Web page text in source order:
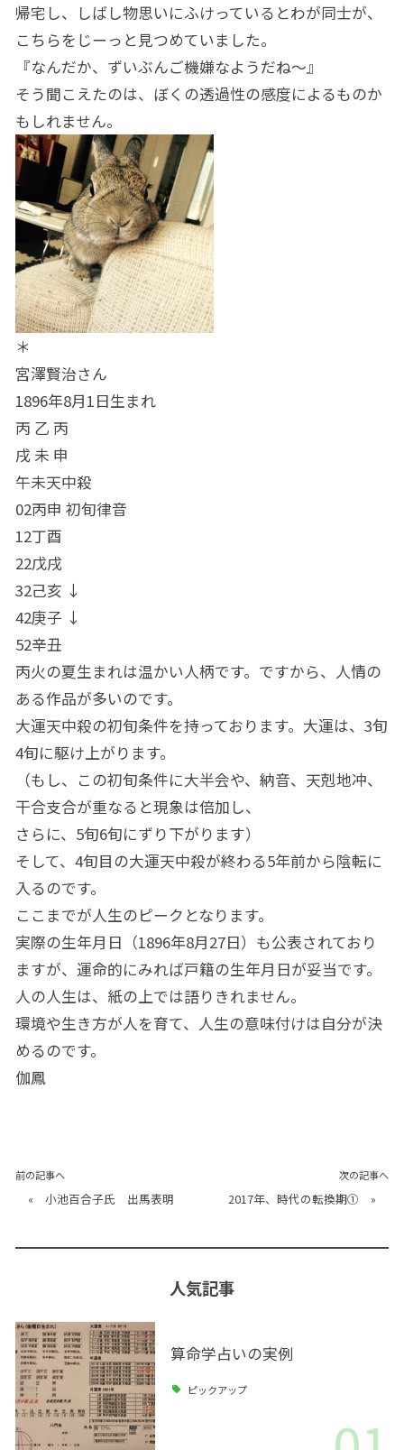
帰宅し、しばし物思いにふけっているとわが同士が、
こちらをじーっと見つめていました。
『なんだか、ずいぶんご機嫌なようだね～』
そう聞こえたのは、ぼくの透過性の感度によるものか
もしれません。
＊
宮澤賢治さん
1896年8月1日生まれ
丙 乙 丙
戌 未 申
午未天中殺
02丙申 初旬律音
12丁酉
22戊戌
32己亥 ↓
42庚子 ↓
52辛丑
丙火の夏生まれは温かい人柄です。ですから、人情の
ある作品が多いのです。
大運天中殺の初旬条件を持っております。大運は、3旬
4旬に駆け上がります。
（もし、この初旬条件に大半会や、納音、天剋地冲、
干合支合が重なると現象は倍加し、
さらに、5旬6旬にずり下がります）
そして、4旬目の大運天中殺が終わる5年前から陰転に
入るのです。
ここまでが人生のピークとなります。
実際の生年月日（1896年8月27日）も公表されており
ますが、運命的にみれば戸籍の生年月日が妥当です。
人の人生は、紙の上では語りきれません。
環境や生き方が人を育て、人生の意味付けは自分が決
めるのです。
伽鳳
前の記事へ
« 小池百合子氏 出馬表明
次の記事へ
2017年、時代の転換期① »
人気記事
算命学占いの実例
ピックアップ